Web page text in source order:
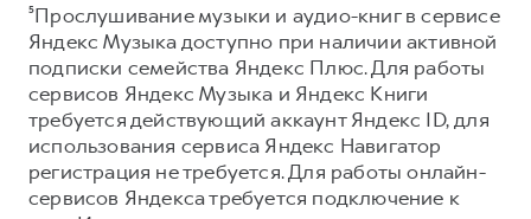
⁵Прослушивание музыки и аудио-книг в сервисе
Яндекс Музыка доступно при наличии активной
подписки семейства Яндекс Плюс. Для работы
сервисов Яндекс Музыка и Яндекс Книги
требуется действующий аккаунт Яндекс ID, для
использования сервиса Яндекс Навигатор
регистрация не требуется. Для работы онлайн-
сервисов Яндекса требуется подключение к